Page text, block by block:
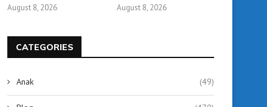
August 8, 2026 August 8, 2026
CATEGORIES
Anak (49)